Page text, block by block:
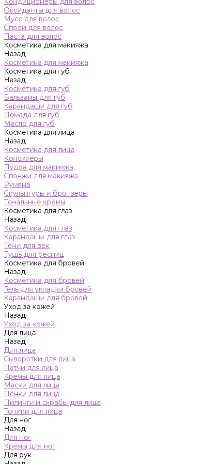
Оксиданты для волос
Мусс для волос
Спреи для волос
Паста для волос
Косметика для макияжа
Назад
Косметика для макияжа
Косметика для губ
Назад
Косметика для губ
Бальзамы для губ
Карандаши для губ
Помада для губ
Масло для губ
Косметика для лица
Назад
Косметика для лица
Консилеры
Пудра для макияжа
Спонжи для макияжа
Румяна
Скульптуры и бронзеры
Тональные кремы
Косметика для глаз
Назад
Косметика для глаз
Карандаши для глаз
Тени для век
Тушь для ресниц
Косметика для бровей
Назад
Косметика для бровей
Гель для укладки бровей
Карандаши для бровей
Уход за кожей
Назад
Уход за кожей
Для лица
Назад
Для лица
Сыворотки для лица
Патчи для лица
Кремы для лица
Маски для лица
Пенки для лица
Пилинги и скрабы для лица
Тоники для лица
Для ног
Назад
Для ног
Кремы для ног
Для рук